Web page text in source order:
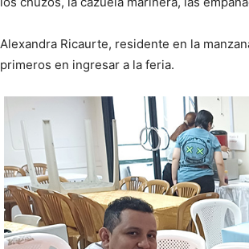
Alexandra Ricaurte, residente en la
primeros en ingresar a la feria.